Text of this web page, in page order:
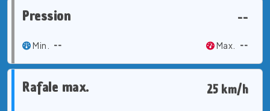
Pression --
Min. -- Max. --
Rafale max. 25 km/h